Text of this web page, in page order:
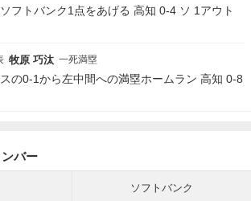
フトバンク1点をあげる 高知 0-4 ソ 1アウト
牧原 巧汰 一死満塁
の0-1から左中間への満塁ホームラン 高知 0-8
バー
ソフトバンク